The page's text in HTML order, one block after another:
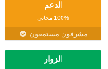
الدعم
100% مجاني
مشرفون مستمعون
الزوار